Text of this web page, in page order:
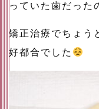
っていた歯だった
矯正治療でちょう
好都合でした